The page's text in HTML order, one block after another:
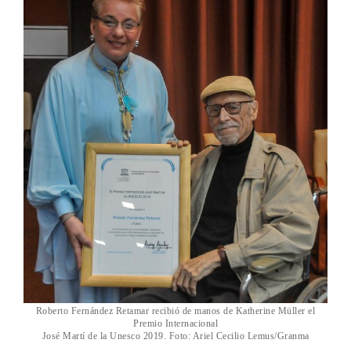
Roberto Fernández Retamar recibió de manos de Katherine Müller el
Premio Internacional
José Martí de la Unesco 2019. Foto: Ariel Cecilio Lemus/Granma